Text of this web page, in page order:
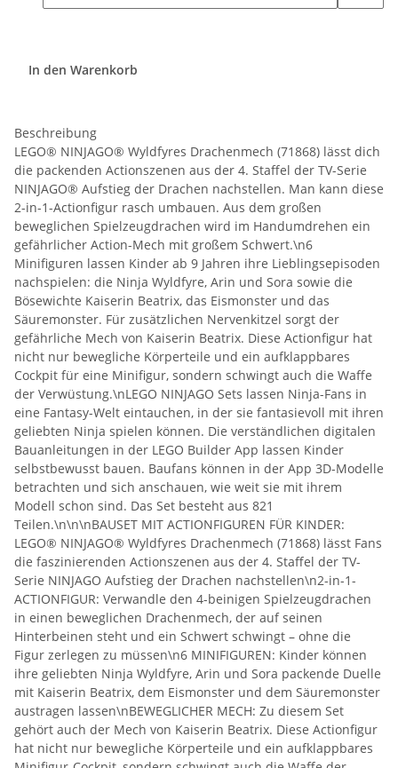
In den Warenkorb
Beschreibung
LEGO® NINJAGO® Wyldfyres Drachenmech (71868) lässt dich
die packenden Actionszenen aus der 4. Staffel der TV-Serie
NINJAGO® Aufstieg der Drachen nachstellen. Man kann diese
2-in-1-Actionfigur rasch umbauen. Aus dem großen
beweglichen Spielzeugdrachen wird im Handumdrehen ein
gefährlicher Action-Mech mit großem Schwert.\n6
Minifiguren lassen Kinder ab 9 Jahren ihre Lieblingsepisoden
nachspielen: die Ninja Wyldfyre, Arin und Sora sowie die
Bösewichte Kaiserin Beatrix, das Eismonster und das
Säuremonster. Für zusätzlichen Nervenkitzel sorgt der
gefährliche Mech von Kaiserin Beatrix. Diese Actionfigur hat
nicht nur bewegliche Körperteile und ein aufklappbares
Cockpit für eine Minifigur, sondern schwingt auch die Waffe
der Verwüstung.\nLEGO NINJAGO Sets lassen Ninja-Fans in
eine Fantasy-Welt eintauchen, in der sie fantasievoll mit ihren
geliebten Ninja spielen können. Die verständlichen digitalen
Bauanleitungen in der LEGO Builder App lassen Kinder
selbstbewusst bauen. Baufans können in der App 3D-Modelle
betrachten und sich anschauen, wie weit sie mit ihrem
Modell schon sind. Das Set besteht aus 821
Teilen.\n\n\nBAUSET MIT ACTIONFIGUREN FÜR KINDER:
LEGO® NINJAGO® Wyldfyres Drachenmech (71868) lässt Fans
die faszinierenden Actionszenen aus der 4. Staffel der TV-
Serie NINJAGO Aufstieg der Drachen nachstellen\n2-in-1-
ACTIONFIGUR: Verwandle den 4-beinigen Spielzeugdrachen
in einen beweglichen Drachenmech, der auf seinen
Hinterbeinen steht und ein Schwert schwingt – ohne die
Figur zerlegen zu müssen\n6 MINIFIGUREN: Kinder können
ihre geliebten Ninja Wyldfyre, Arin und Sora packende Duelle
mit Kaiserin Beatrix, dem Eismonster und dem Säuremonster
austragen lassen\nBEWEGLICHER MECH: Zu diesem Set
gehört auch der Mech von Kaiserin Beatrix. Diese Actionfigur
hat nicht nur bewegliche Körperteile und ein aufklappbares